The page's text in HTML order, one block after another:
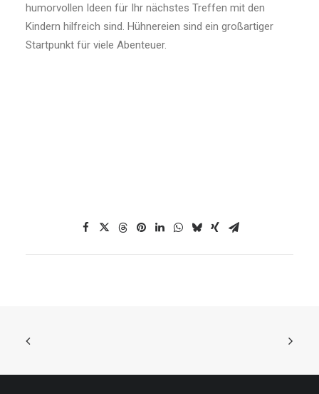
humorvollen Ideen für Ihr nächstes Treffen mit den
Kindern hilfreich sind. Hühnereien sind ein großartiger
Startpunkt für viele Abenteuer.